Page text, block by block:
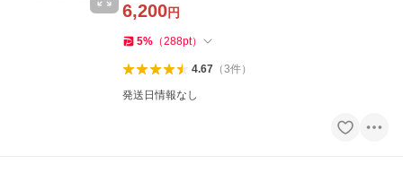
6,200円
5% （288pt）
4.67（3件）
発送日情報なし